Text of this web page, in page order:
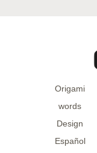
Origami
words
Design
Español